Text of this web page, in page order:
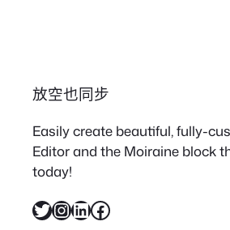
放空也同步
Easily create beautiful, fully-
Editor and the Moiraine block
today!
X InstagramLinkedIn Facebook